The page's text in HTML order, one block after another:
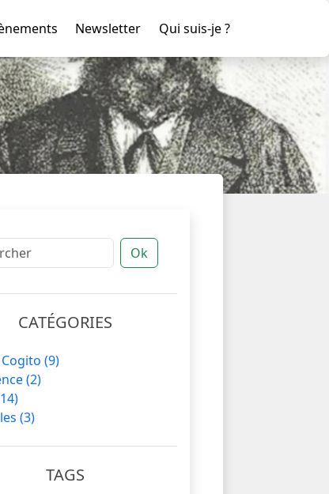
Newsletter Qui suis-je ?
Ok
CATÉGORIES
Cogito(9)
(2)
(3)
TAGS